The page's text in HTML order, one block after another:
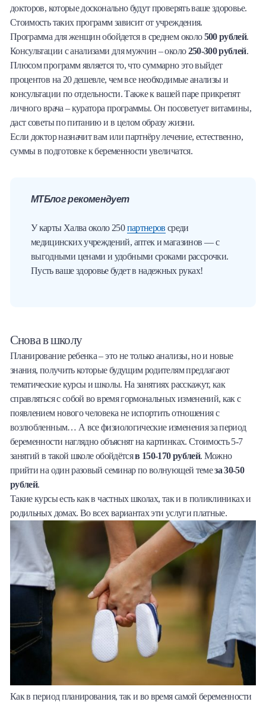
докторов, которые досконально будут проверять ваше здоровье.
Стоимость таких программ зависит от учреждения.
Программа для женщин обойдется в среднем около500 рублей.
Консультации с анализами для мужчин – около250-300рублей.
Плюсом программ является то, что суммарно это выйдет
процентов на 20 дешевле, чем все необходимые анализы и
консультации по отдельности. Также к вашей паре прикрепят
личного врача – куратора программы. Он посоветует витамины,
даст советы по питанию и в целом образу жизни.
Если доктор назначит вам или партнёру лечение, естественно,
суммы в подготовке к беременности увеличатся.
МТБлог рекомендует
У карты Халва около 250партнеров среди
медицинских учреждений, аптек и магазинов — с
выгодными ценами и удобными сроками рассрочки.
Пусть ваше здоровье будет в надежных руках!
Снова в школу
Планирование ребенка – это не только анализы, но и новые
знания, получить которые будущим родителям предлагают
тематические курсы и школы. На занятиях расскажут, как
справляться с собой во время гормональных изменений, как с
появлением нового человека не испортить отношения с
возлюбленным… А все физиологические изменения за период
беременности наглядно объяснят на картинках. Стоимость 5-7
занятий в такой школе обойдётсяв 150-170 рублей. Можно
прийти на один разовый семинар по волнующей темеза 30-50
рублей.
Такие курсы есть как в частных школах, так и в поликлиниках и
родильных домах. Во всех вариантах эти услуги платные.
Как в период планирования, так и во время самой беременности